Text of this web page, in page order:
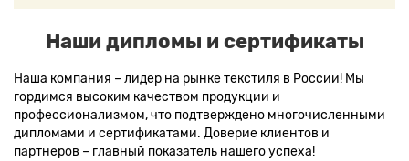
Наши дипломы и сертификаты
Наша компания – лидер на рынке текстиля в России! Мы
гордимся высоким качеством продукции и
профессионализмом, что подтверждено многочисленными
дипломами и сертификатами. Доверие клиентов и
партнеров – главный показатель нашего успеха!